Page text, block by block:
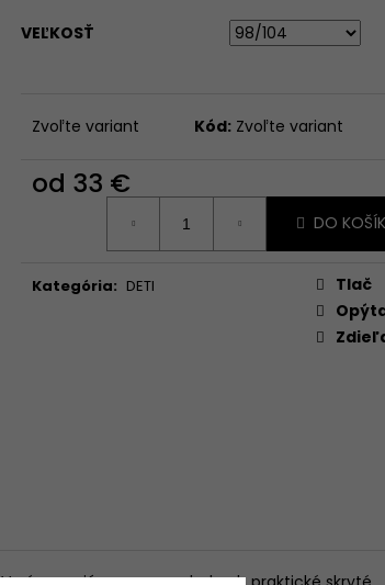
VEĽKOSŤ
Zvoľte variant Kód: Zvoľte variant
od 33 €
Jednotková
DO
Kategória: DETI
Tlač